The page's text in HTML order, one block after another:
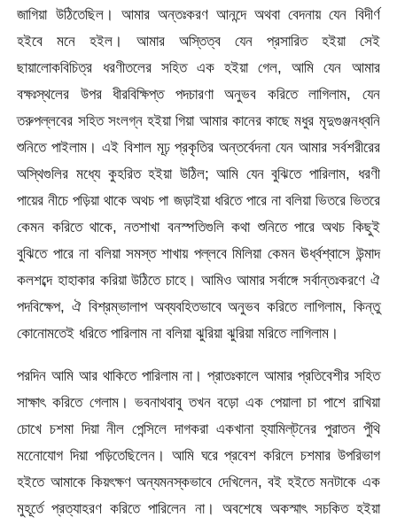
জাগিয়া উঠিতেছিল। আমার অন্তঃকরণ আনন্দে অথবা বেদনায় যেন বিদীর্ণ
হইবে মনে হইল। আমার অস্তিত্ব যেন প্রসারিত হইয়া সেই
ছায়ালােকবিচিত্র ধরণীতলের সহিত এক হইয়া গেল, আমি যেন আমার
বক্ষঃস্থলের উপর ধীরবিক্ষিপ্ত পদচারণা অনুভব করিতে লাগিলাম, যেন
তরুপল্লবের সহিত সংলগ্ন হইয়া গিয়া আমার কানের কাছে মধুর মৃদুগুঞ্জনধ্বনি
শুনিতে পাইলাম। এই বিশাল মূঢ় প্রকৃতির অন্তর্বেদনা যেন আমার সর্বশরীরের
অস্থিগুলির মধ্যে কুহরিত হইয়া উঠিল; আমি যেন বুঝিতে পারিলাম, ধরণী
পায়ের নীচে পড়িয়া থাকে অথচ পা জড়াইয়া ধরিতে পারে না বলিয়া ভিতরে ভিতরে
কেমন করিতে থাকে, নতশাখা বনস্পতিগুলি কথা শুনিতে পারে অথচ কিছুই
বুঝিতে পারে না বলিয়া সমস্ত শাখায় পল্লবে মিলিয়া কেমন ঊর্ধ্বশ্বাসে উন্মাদ
কলশব্দে হাহাকার করিয়া উঠিতে চাহে। আমিও আমার সর্বাঙ্গে সর্বান্তঃকরণে ঐ
পদবিক্ষেপ, ঐ বিশ্রম্ভালাপ অব্যবহিতভাবে অনুভব করিতে লাগিলাম, কিন্তু
কোনােমতেই ধরিতে পারিলাম না বলিয়া ঝুরিয়া ঝুরিয়া মরিতে লাগিলাম।
পরদিন আমি আর থাকিতে পারিলাম না। প্রাতঃকালে আমার প্রতিবেশীর সহিত
সাক্ষাৎ করিতে গেলাম। ভবনাথবাবু তখন বড়াে এক পেয়ালা চা পাশে রাখিয়া
চোখে চশমা দিয়া নীল পেন্সিলে দাগকরা একখানা হ্যামিল্‌টনের পুরাতন পুঁথি
মনোেযােগ দিয়া পড়িতেছিলেন। আমি ঘরে প্রবেশ করিলে চশমার উপরিভাগ
হইতে আমাকে কিয়ৎক্ষণ অন্যমনস্কভাবে দেখিলেন, বই হইতে মনটাকে এক
মুহূর্তে প্রত্যাহরণ করিতে পারিলেন না। অবশেষে অকস্মাৎ সচকিত হইয়া